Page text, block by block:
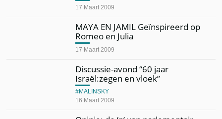
17 Maart 2009
MAYA EN JAMIL Geïnspireerd op
Romeo en Julia
17 Maart 2009
Discussie-avond “60 jaar
Israël:zegen en vloek”
16 Maart 2009
MALINSKY